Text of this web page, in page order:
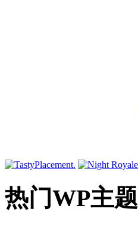
热门WP主题